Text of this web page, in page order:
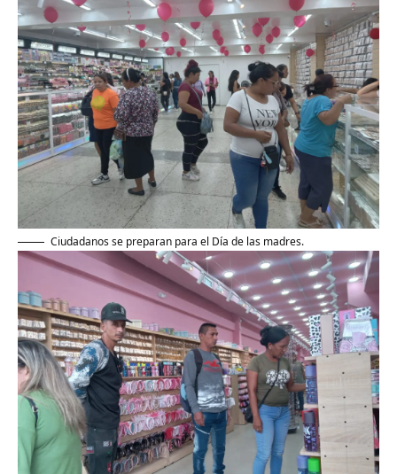
Ciudadanos se preparan para el Día de las madres.